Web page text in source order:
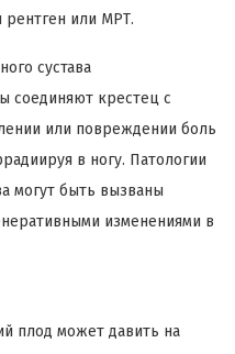
рентген или МРТ.
сустава
соединяют крестец с
или повреждении боль
в ногу. Патологии
могут быть вызваны
изменениями в
плод может давить на